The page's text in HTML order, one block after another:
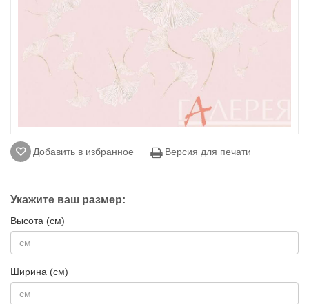
Добавить в избранное Версия для печати
Укажите ваш размер:
Высота (см)
Ширина (см)